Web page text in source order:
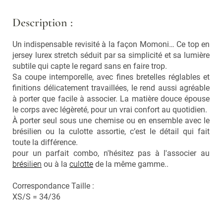
LES MARQUES
Nos pépites
Carte cadeau
Description :
Un indispensable revisité à la façon Momoni… Ce top en
jersey lurex stretch séduit par sa simplicité et sa lumière
subtile qui capte le regard sans en faire trop.
Sa coupe intemporelle, avec fines bretelles réglables et
finitions délicatement travaillées, le rend aussi agréable
à porter que facile à associer. La matière douce épouse
le corps avec légèreté, pour un vrai confort au quotidien.
À porter seul sous une chemise ou en ensemble avec le
brésilien ou la culotte assortie, c’est le détail qui fait
toute la différence.
pour un parfait combo, n'hésitez pas à l'associer au
brésilien ou à la culotte de la même gamme..
Correspondance Taille :
XS/S = 34/36